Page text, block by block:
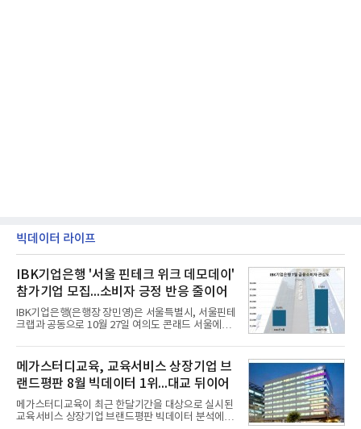
빅데이터 라이프
IBK기업은행 '서울 핀테크 위크 데모데이'
참가기업 모집...소비자 긍정 반응 줄이어
IBK기업은행(은행장 장민영)은 서울특별시, 서울핀테
크랩과 공동으로 10월 27일 여의도 콘래드 서울에서
IBK기업은행’에 참가할 기업을 모집한다고 10일 밝혔
다.이번 데모데이는 ‘AX 기반 디지털금융의 전환’을
주제로 개최되는 ‘서울 핀테크 위크 2026’의 공식 프
로그램으로, 우수한 AX 기반 핀테크 기업을 발굴하고
투자유치와 사업 협력 기회를 지원하기 위해 마련됐
다.참여 대상은 창업 7년 이내의 서울 소재 핀테크 스
타트업과 중소기업 창업 지원법에 따른 신사업 분야
메가스터디교육, 교육서비스 상장기업 브
랜드평판 8월 빅데이터 1위...대교 뒤이어
메가스터디교육이 최근 한달기간을 대상으로 실시된
교육서비스 상장기업 브랜드평판 빅데이터 분석에서